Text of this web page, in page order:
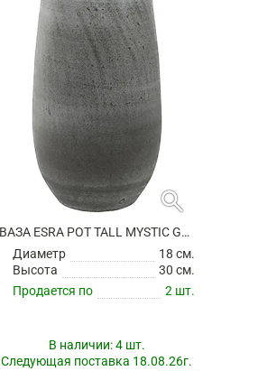
search
ВАЗА ESRA POT TALL MYSTIC GREY
Диаметр
18 см.
Высота
30 см.
Продается по
2 шт.
В наличии:4 шт.
Следующая поставка 18.08.26г.